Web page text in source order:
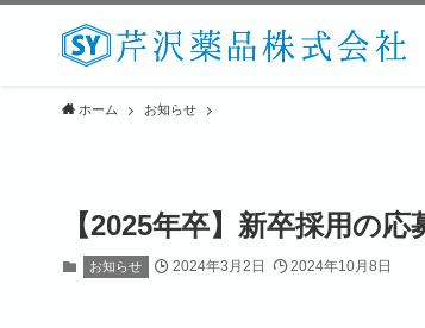
ホーム お知らせ
【2025年卒】新卒採用の
お知らせ 2024年3月2日 2024年10月8日